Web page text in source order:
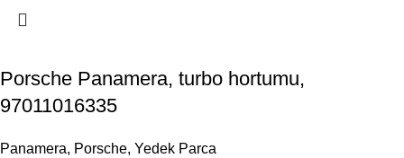
Porsche Panamera, turbo hortumu,
97011016335
Panamera, Porsche, Yedek Parca